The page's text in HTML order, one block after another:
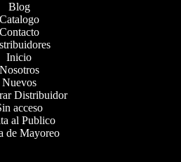
Blog
Catalogo
Contacto
Inicio
Nosotros
Nuevos
Distribuidor
acceso
al Publico
de Mayoreo